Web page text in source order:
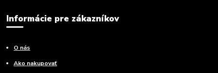
Informácie pre zákazníkov
O nás
Ako nakupovať